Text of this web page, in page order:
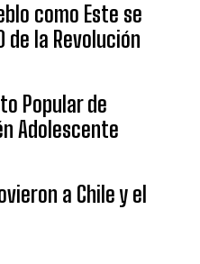
como Este se
de la Revolución
Popular de
Adolescente
a Chile y el